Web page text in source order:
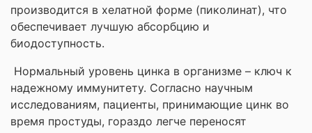
производится в хелатной форме (пиколинат), что
обеспечивает лучшую абсорбцию и
биодоступность.
Нормальный уровень цинка в организме – ключ к
надежному иммунитету. Согласно научным
исследованиям, пациенты, принимающие цинк во
время простуды, гораздо легче переносят